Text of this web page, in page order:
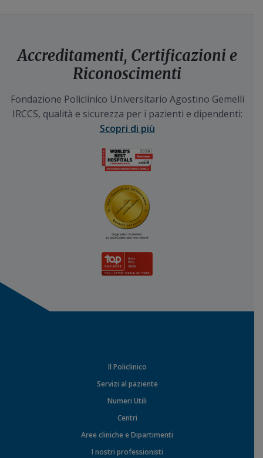
Accreditamenti, Certificazioni e
Riconoscimenti
Fondazione Policlinico Universitario Agostino Gemelli
IRCCS, qualità e sicurezza per i pazienti e dipendenti:
Scopri di più
Il Policlinico
Servizi al paziente
Numeri Utili
Centri
Aree cliniche e Dipartimenti
I nostri professionisti